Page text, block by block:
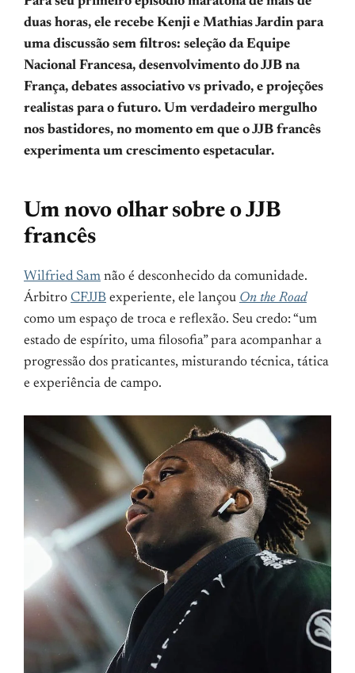
duas horas, ele recebe Kenji e Mathias Jardin para
uma discussão sem filtros: seleção da Equipe
Nacional Francesa, desenvolvimento do JJB na
França, debates associativo vs privado, e projeções
realistas para o futuro. Um verdadeiro mergulho
nos bastidores, no momento em que o JJB francês
experimenta um crescimento espetacular.
Um novo olhar sobre o JJB
francês
Wilfried Sam não é desconhecido da comunidade.
Árbitro CFJJB experiente, ele lançou On the Road
como um espaço de troca e reflexão. Seu credo: “um
estado de espírito, uma filosofia” para acompanhar a
progressão dos praticantes, misturando técnica, tática
e experiência de campo.